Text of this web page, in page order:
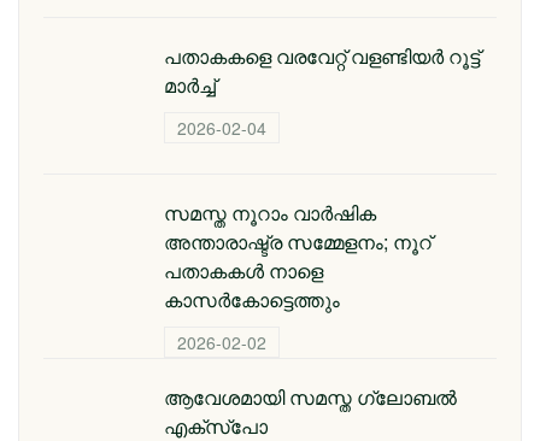
പതാകകളെ വരവേറ്റ് വളണ്ടിയർ റൂട്ട്
മാർച്ച്
2026-02-04
സമസ്ത നൂറാം വാര്‍ഷിക
അന്താരാഷ്ട്ര സമ്മേളനം; നൂറ്
പതാകകള്‍ നാളെ
കാസര്‍കോട്ടെത്തും
2026-02-02
ആവേശമായി സമസ്ത ഗ്ലോബല്‍
എക്‌സ്‌പോ